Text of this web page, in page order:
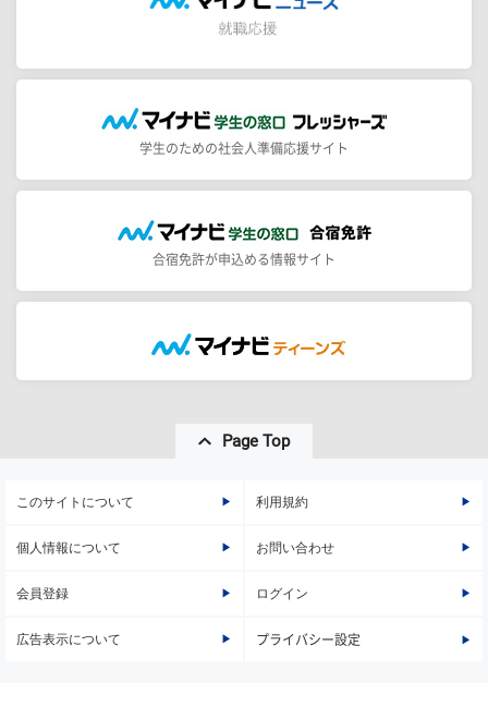
学生のための社会人準備応援サイト
合宿免許が申込める情報サイト
Page Top
このサイトについて 利用規約
個人情報について お問い合わせ
会員登録 ログイン
広告表示について プライバシー設定